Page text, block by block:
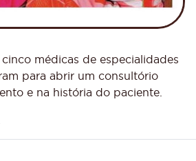
médicas de especialidades
para abrir um consultório
e na história do paciente.